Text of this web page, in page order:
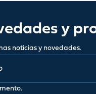
y
noticias y novedades.